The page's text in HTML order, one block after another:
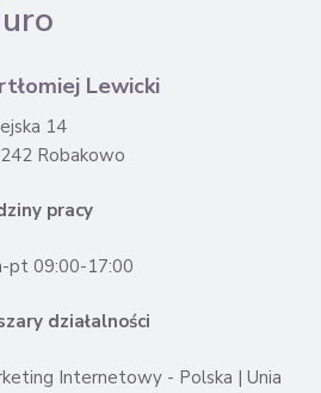
Lewicki
14
Robakowo
pracy
pt 09:00-17:00
działalności
Internetowy - Polska | Unia